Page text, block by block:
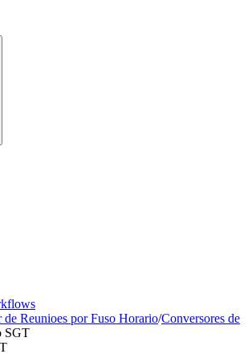
de Reunioes por Fuso Horario/Conversores de
SGT